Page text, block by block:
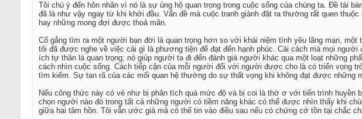
Tôi chú ý đến hôn nhân vì nó là sự ủng hộ quan trọng trong cuộc sống của chúng ta. Đề tài
đã là như vậy ngay từ khi khởi đầu. Vấn đề mà cuộc tranh giành đặt ra thường rất quen
hay những mong đợi được thoả mãn.
Cố gắng tìm ra một người bạn đời là quan trọng hơn so với khái niệm tình yêu lãng mạn,
tôi đã được nghe về việc cái gì là phương tiện để đạt đến hạnh phúc. Cái cách mà mọi
ích tự thân là quan trọng; nó giúp người ta đi đến đánh giá người khác qua một loạt những
cách nhìn cuộc sống. Cách tiếp cận của mỗi người đối với người được cho là có triển vọng
tìm kiếm. Sự tan rã của các mối quan hệ thường do sự thất vọng khi không đạt được những
Nếu công thức này có vẻ như bị phân tích quá mức độ và bị coi là thờ ơ với tiến trình huyền
chọn người nào đó trong tất cả những người có tiềm năng khác có thể được nhìn thấy khi
giữa hai tâm hồn. Tôi vẫn ước giá mà có thể tin vào điều sau nếu có chứng cớ tồn tại chắc